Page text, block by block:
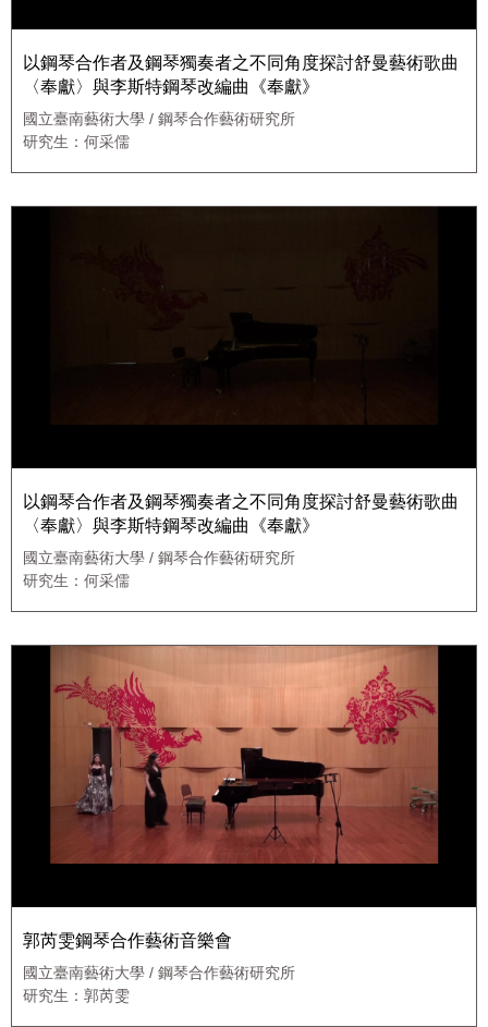
以鋼琴合作者及鋼琴獨奏者之不同角度探討舒曼藝術歌曲
〈奉獻〉與李斯特鋼琴改編曲《奉獻》
國立臺南藝術大學 / 鋼琴合作藝術研究所
研究生：何采儒
以鋼琴合作者及鋼琴獨奏者之不同角度探討舒曼藝術歌曲
〈奉獻〉與李斯特鋼琴改編曲《奉獻》
國立臺南藝術大學 / 鋼琴合作藝術研究所
研究生：何采儒
郭芮雯鋼琴合作藝術音樂會
國立臺南藝術大學 / 鋼琴合作藝術研究所
研究生：郭芮雯